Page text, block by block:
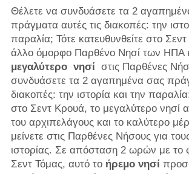
Θέλετε να συνδυάσετε τα 2
πράγματα αυτές τις διακοπές: την
παραλία; Τότε κατευθυνθείτε στο
άλλο όμορφο Παρθένο Νησί των ΗΠΑ
μεγαλύτερο νησί στις Παρθένες
συνδυάσετε τα 2 αγαπημένα σας
διακοπές: την ιστορία και την
στο Σεντ Κρουά, το μεγαλύτερο νησί
του αρχιπελάγους και το καλύτερο
μείνετε στις Παρθένες Νήσους για
ιστορίας. Σε απόσταση 2 ωρών με το
Σεντ Τόμας, αυτό το ήρεμο νησί